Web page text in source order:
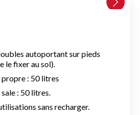
autoportant sur pieds
le fixer au sol).
: 50 litres
: 50 litres.
sans recharger.